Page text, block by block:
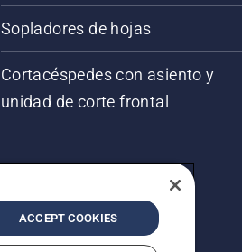
Sopladores de hojas
Cortacéspedes con asiento y
unidad de corte frontal
ACCEPT COOKIES